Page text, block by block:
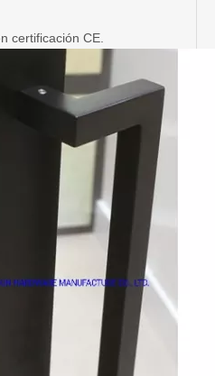
certificación CE.